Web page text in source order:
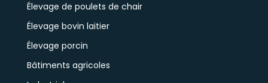
Élevage de poulets de chair
Élevage bovin laitier
Élevage porcin
Bâtiments agricoles